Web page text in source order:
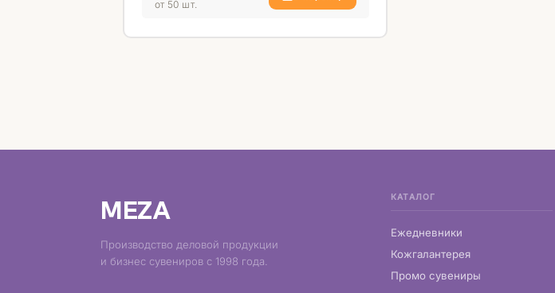
от 50 шт.
MEZA
Производство деловой продукции
и бизнес сувениров с 1998 года.
КАТАЛОГ
Ежедневники
Кожгалантерея
Промо сувениры